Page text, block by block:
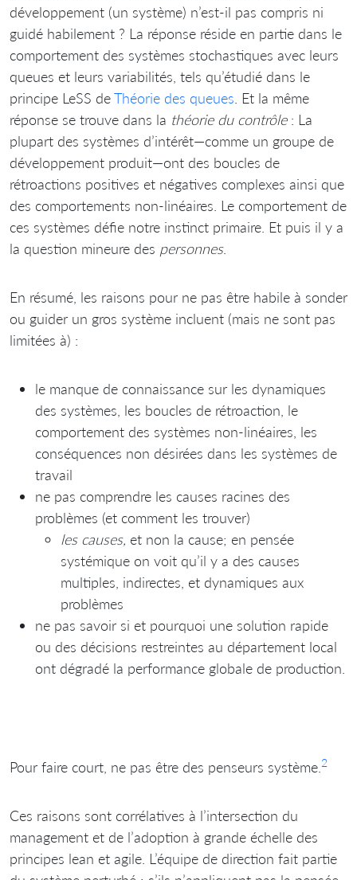
développement (un système) n’est-il pas compris ni
guidé habilement ? La réponse réside en partie dans le
comportement des systèmes stochastiques avec leurs
queues et leurs variabilités, tels qu’étudié dans le
principe LeSS deThéorie des queues . Et la même
réponse se trouve dans la théorie du contrôle: La
plupart des systèmes d’intérêt—comme un groupe de
développement produit—ont des boucles de
rétroactions positives et négatives complexes ainsi que
des comportements non-linéaires. Le comportement de
ces systèmes défie notre instinct primaire. Et puis il y a
la question mineure des personnes.
En résumé, les raisons pour ne pas être habile à sonder
ou guider un gros système incluent (mais ne sont pas
limitées à) :
le manque de connaissance sur les dynamiques
des systèmes, les boucles de rétroaction, le
comportement des systèmes non-linéaires, les
conséquences non désirées dans les systèmes de
travail
ne pas comprendre les causes racines des
problèmes (et comment les trouver)
les causes, et non la cause; en pensée
systémique on voit qu’il y a des causes
multiples, indirectes, et dynamiques aux
problèmes
ne pas savoir si et pourquoi une solution rapide
ou des décisions restreintes au département local
ont dégradé la performance globale de production.
Pour faire court, ne pas être des penseurs système. 2
Ces raisons sont corrélatives à l’intersection du
management et de l’adoption à grande échelle des
principes lean et agile. L’équipe de direction fait partie